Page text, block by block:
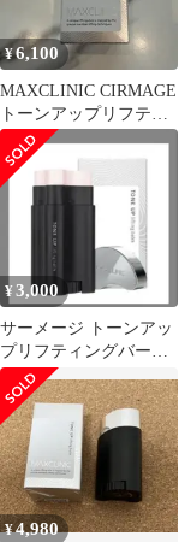
¥6,100
MAXCLINIC CIRMAGE
トーンアップリフティ
ングバーム
¥ 3,000
サーメージ トーンアッ
プリフティングバーム
22g
¥4,980